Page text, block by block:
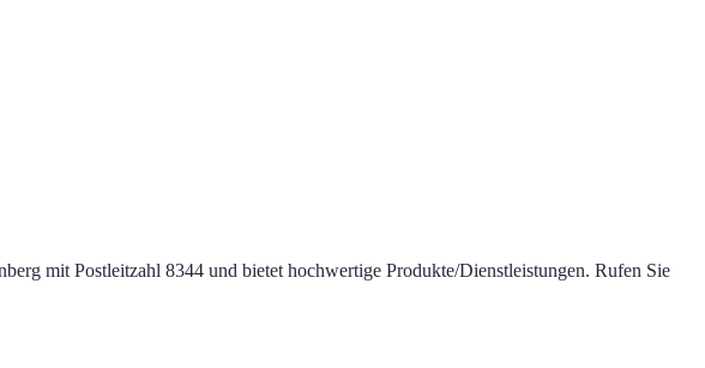
mit Postleitzahl 8344 und bietet hochwertige Produkte/Dienstleistungen. Rufen Sie